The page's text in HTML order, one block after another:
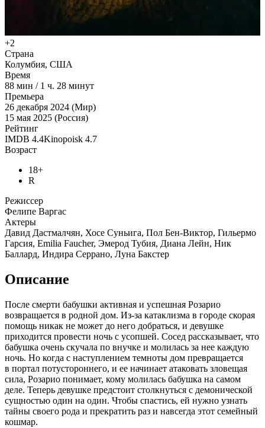
+2
Страна
Колумбия, США
Время
88 мин / 1 ч. 28 минут
Премьера
26 декабря 2024 (Мир)
15 мая 2025 (Россия)
Рейтинг
IMDB 4.4Kinopoisk 4.7
Возраст
18+
R
Режиссер
Фелипе Варгас
Актеры
Давид Дастмалчян, Хосе Суньига, Пол Бен-Виктор, Гильермо
Гарсия, Emilia Faucher, Эмерод Тубия, Диана Лейн, Ник
Баллард, Индира Серрано, Луна Бакстер
Описание
После смерти бабушки активная и успешная Розарио
возвращается в родной дом. Из-за катаклизма в городе скорая
помощь никак не может до него добраться, и девушке
приходится провести ночь с усопшей. Сосед рассказывает, что
бабушка очень скучала по внучке и молилась за нее каждую
ночь. Но когда с наступлением темноты дом превращается
в портал потустороннего, и ее начинает атаковать зловещая
сила, Розарио понимает, кому молилась бабушка на самом
деле. Теперь девушке предстоит столкнуться с демонической
сущностью один на один. Чтобы спастись, ей нужно узнать
тайны своего рода и прекратить раз и навсегда этот семейный
кошмар.